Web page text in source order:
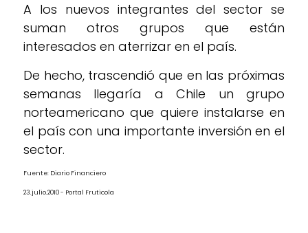
A los nuevos integrantes del sector se
suman otros grupos que están
interesados en aterrizar en el país.
De hecho, trascendió que en las próximas
semanas llegaría a Chile un grupo
norteamericano que quiere instalarse en
el país con una importante inversión en el
sector.
Fuente: Diario Financiero
23.julio.2010 - Portal Fruticola